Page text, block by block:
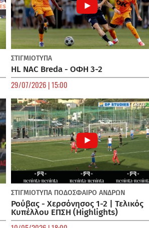
ΣΤΙΓΜΙΟΤΥΠΑ
HL NAC Breda - ΟΦΗ 3-2
29/07/2026 | 15:00
ΣΤΙΓΜΙΟΤΥΠΑ ΠΟΔΌΣΦΑΙΡΟ ΑΝΔΡΏΝ
Ρούβας - Χερσόνησος 1-2 | Τελικός
Κυπέλλου ΕΠΣΗ (Highlights)